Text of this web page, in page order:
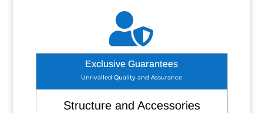

Exclusive Guarantees
Unrivalled Quality and Assurance
Structure and Accessories